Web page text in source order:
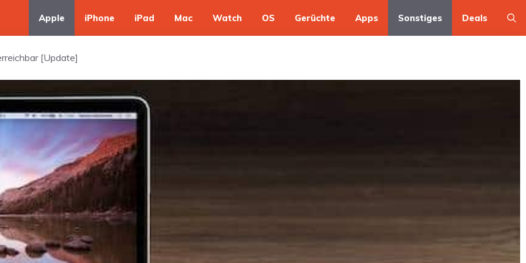
Apple iPhone iPad Mac Watch OS Gerüchte Apps Sonstiges Deals
[Update]